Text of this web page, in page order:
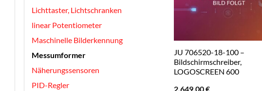
Lichttaster, Lichtschranken
linear Potentiometer
Maschinelle Bilderkennung
Messumformer
Näherungssensoren
PID-Regler
JU 706520-18-100 –
Bildschirmschreiber,
LOGOSCREEN 600
2.649,00€